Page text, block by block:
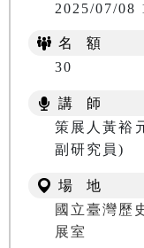
2025/07/08
名 額
30
講 師
策展人黃裕
副研究員)
場 地
國立臺灣歷
展室